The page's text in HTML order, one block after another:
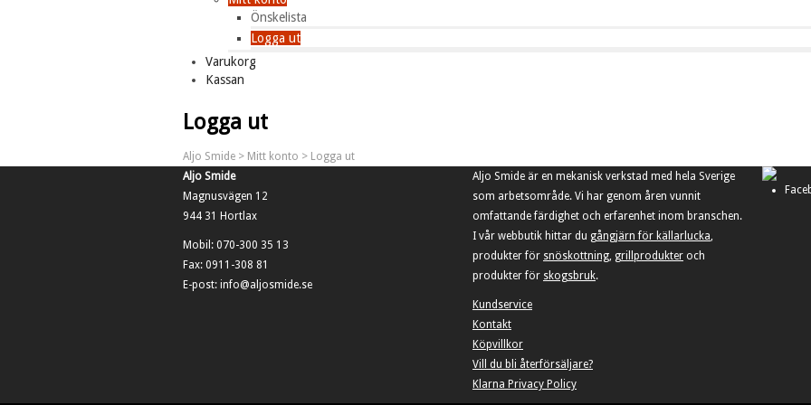
Önskelista
Logga ut
Varukorg
Kassan
Logga ut
Aljo Smide > Mitt konto > Logga ut
Aljo Smide
Magnusvägen 12
944 31 Hortlax
Mobil: 070-300 35 13
Fax: 0911-308 81
E-post: info@aljosmide.se
Aljo Smide är en mekanisk verkstad med hela Sverige
som arbetsområde. Vi har genom åren vunnit
omfattande färdighet och erfarenhet inom branschen.
I vår webbutik hittar du gångjärn för källarlucka,
produkter för snöskottning, grillprodukter och
produkter för skogsbruk.
Kundservice
Kontakt
Köpvillkor
Vill du bli återförsäljare?
Klarna Privacy Policy